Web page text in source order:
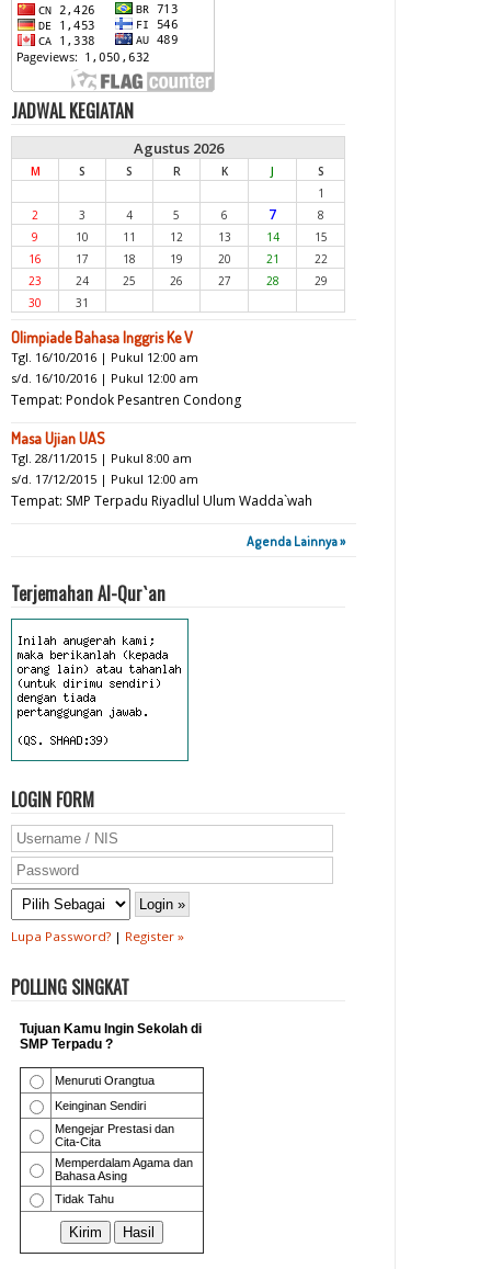
JADWAL KEGIATAN
Agustus 2026
M S S R K J
S
1
2
3 4 5 6 7
8
9
10 11 12 13 14
15
16
17 18 19 20 21
22
23
24 25 26 27 28
29
30
31
Olimpiade Bahasa Inggris Ke V
Tgl. 16/10/2016 | Pukul 12:00 am
s/d. 16/10/2016 | Pukul 12:00 am
Tempat: Pondok Pesantren Condong
Masa Ujian UAS
Tgl. 28/11/2015 | Pukul 8:00 am
s/d. 17/12/2015 | Pukul 12:00 am
Tempat: SMP Terpadu Riyadlul Ulum Wadda`wah
Agenda Lainnya »
Terjemahan Al-Qur`an
LOGIN FORM
Lupa Password? | Register »
POLLING SINGKAT